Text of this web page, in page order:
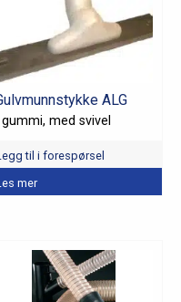
ALG
I gummi, med svivel
til i forespørsel
mer